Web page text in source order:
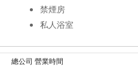
禁煙房
私人浴室